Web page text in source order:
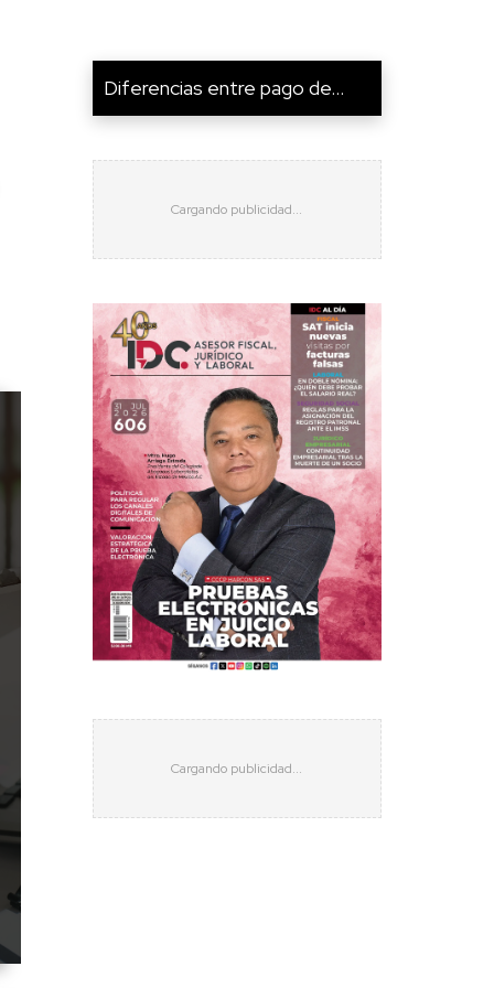
Diferencias entre pago de...